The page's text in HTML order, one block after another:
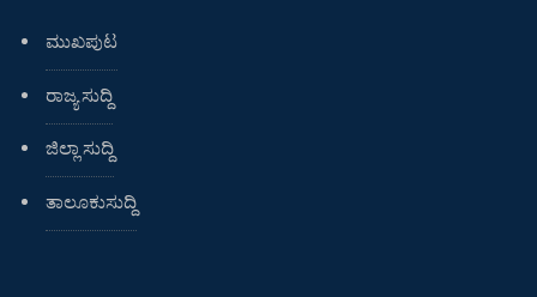
ಮುಖಪುಟ
ರಾಜ್ಯ ಸುದ್ದಿ
ಜಿಲ್ಲಾ ಸುದ್ದಿ
ತಾಲೂಕುಸುದ್ದಿ